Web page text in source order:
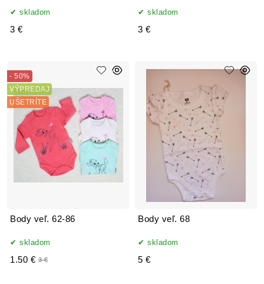
skladom
3 €
skladom
3 €
Body veľ. 62-86
- 50%
VÝPREDAJ
UŠETRÍTE
skladom
1.50 € 3 €
Body veľ. 68
skladom
5 €